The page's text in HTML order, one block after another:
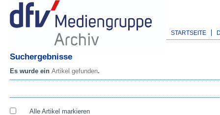
STARTSEITE
Suchergebnisse
Es wurde ein Artikel gefunden.
Alle Artikel markieren